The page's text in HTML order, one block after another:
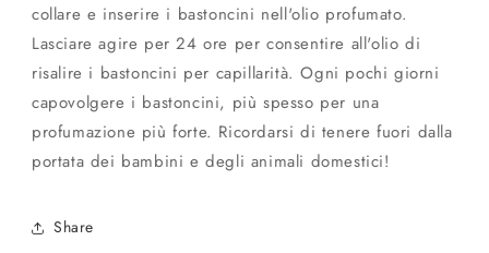
collare e inserire i bastoncini nell'olio profumato.
Lasciare agire per 24 ore per consentire all'olio di
risalire i bastoncini per capillarità. Ogni pochi giorni
capovolgere i bastoncini, più spesso per una
profumazione più forte. Ricordarsi di tenere fuori dalla
portata dei bambini e degli animali domestici!
Share